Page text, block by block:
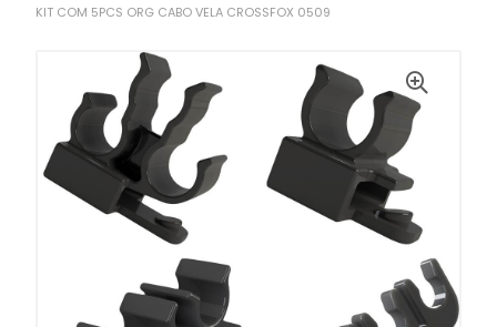
KIT COM 5PCS ORG CABO VELA CROSSFOX 0509